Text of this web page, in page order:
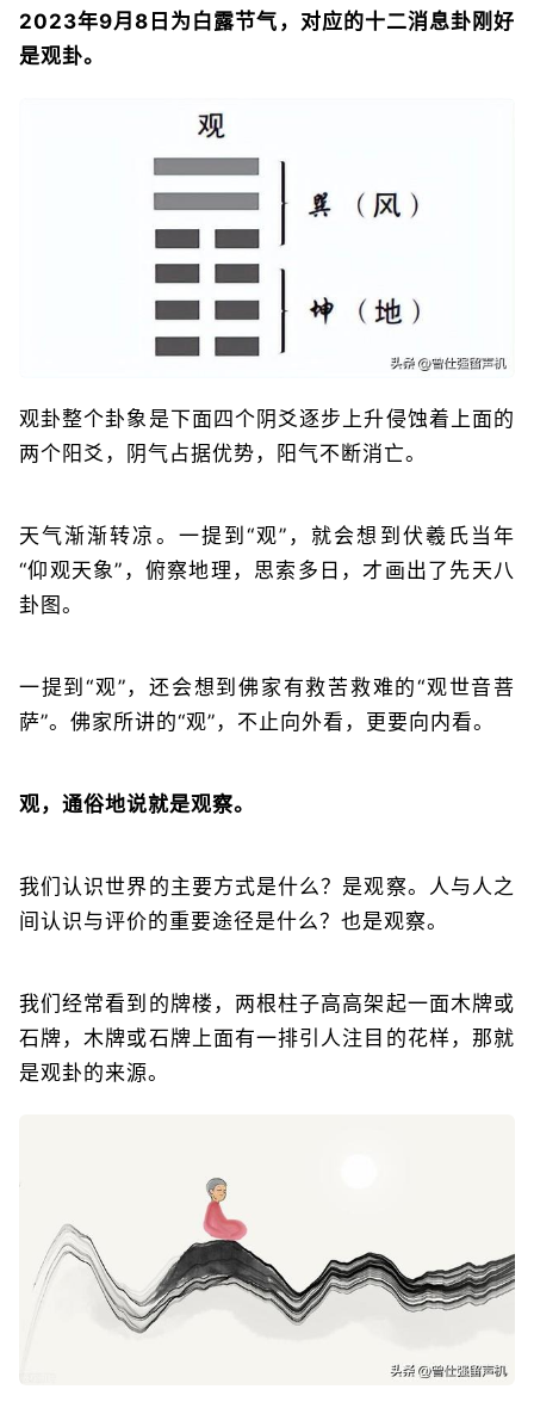
2023年9月8日为白露节气，对应的十二消息卦刚好
是观卦。
观卦整个卦象是下面四个阴爻逐步上升侵蚀着上面的
两个阳爻，阴气占据优势，阳气不断消亡。
天气渐渐转凉。一提到“观”，就会想到伏羲氏当年
“仰观天象”，俯察地理，思索多日，才画出了先天八
卦图。
一提到“观”，还会想到佛家有救苦救难的“观世音菩
萨”。佛家所讲的“观”，不止向外看，更要向内看。
观，通俗地说就是观察。
我们认识世界的主要方式是什么？是观察。人与人之
间认识与评价的重要途径是什么？也是观察。
我们经常看到的牌楼，两根柱子高高架起一面木牌或
石牌，木牌或石牌上面有一排引人注目的花样，那就
是观卦的来源。